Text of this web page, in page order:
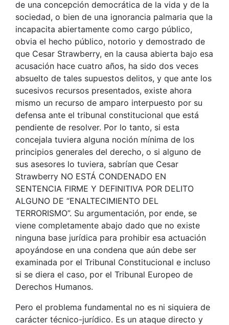
de una concepción democrática de la vida y de la
sociedad, o bien de una ignorancia palmaria que la
incapacita abiertamente como cargo público,
obvia el hecho público, notorio y demostrado de
que Cesar Strawberry, en la causa abierta bajo esa
acusación hace cuatro años, ha sido dos veces
absuelto de tales supuestos delitos, y que ante los
sucesivos recursos presentados, existe ahora
mismo un recurso de amparo interpuesto por su
defensa ante el tribunal constitucional que está
pendiente de resolver. Por lo tanto, si esta
concejala tuviera alguna noción mínima de los
principios generales del derecho, o si alguno de
sus asesores lo tuviera, sabrían que Cesar
Strawberry NO ESTÁ CONDENADO EN
SENTENCIA FIRME Y DEFINITIVA POR DELITO
ALGUNO DE “ENALTECIMIENTO DEL
TERRORISMO”. Su argumentación, por ende, se
viene completamente abajo dado que no existe
ninguna base jurídica para prohibir esa actuación
apoyándose en una condena que aún debe ser
examinada por el Tribunal Constitucional e incluso
si se diera el caso, por el Tribunal Europeo de
Derechos Humanos.
Pero el problema fundamental no es ni siquiera de
carácter técnico-jurídico. Es un ataque directo y